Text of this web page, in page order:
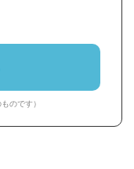
のです）